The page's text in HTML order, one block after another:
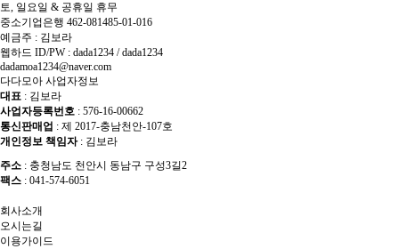
토, 일요일 & 공휴일 휴무
중소기업은행 462-081485-01-016
예금주 : 김보라
웹하드 ID/PW : dada1234 / dada1234
dadamoa1234@naver.com
다다모아 사업자정보
대표 : 김보라
사업자등록번호 : 576-16-00662
통신판매업 : 제 2017-충남천안-107호
개인정보 책임자: 김보라
주소 : 충청남도 천안시 동남구 구성3길2
팩스 : 041-574-6051
회사소개
오시는길
이용가이드